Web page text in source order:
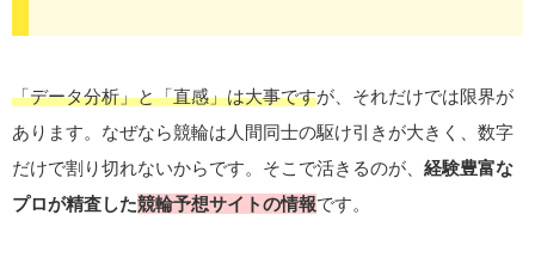
「データ分析」と「直感」は大事ですが、それだけでは限界が
あります。なぜなら競輪は人間同士の駆け引きが大きく、数字
だけで割り切れないからです。そこで活きるのが、 経験豊富な
プロが精査した競輪予想サイトの情報です。